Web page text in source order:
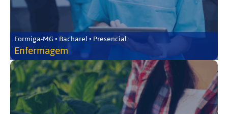
Formiga-MG • Bacharel • Presencial
Enfermagem